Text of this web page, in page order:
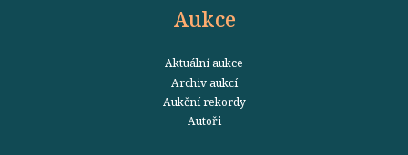
Aukce
Aktuální aukce
Archiv aukcí
Aukční rekordy
Autoři